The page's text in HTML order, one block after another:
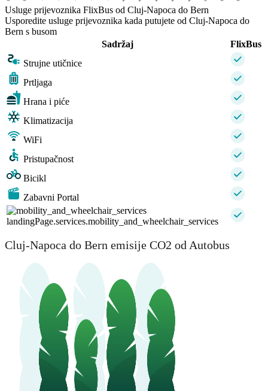
Usluge prijevoznika FlixBus od Cluj-Napoca do Bern
Usporedite usluge prijevoznika kada putujete od Cluj-Napoca do
Bern s busom
Sadržaj
FlixBus
Strujne utičnice
Prtljaga
Hrana i piće
Klimatizacija
WiFi
Pristupačnost
Bicikl
Zabavni Portal
landingPage.services.mobility_and_wheelchair_services
Cluj-Napoca do Bern emisije CO2 od Autobus